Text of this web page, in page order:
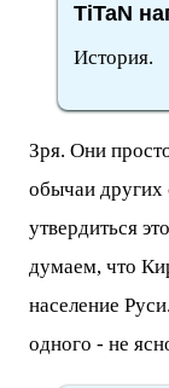
TiTaN
История.
Зря. Они
обычаи других
утвердиться
думаем, что
население
одного - не